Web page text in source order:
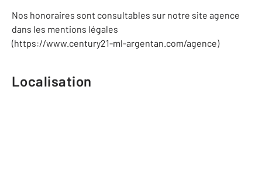
Nos honoraires sont consultables sur notre site agence
dans les mentions légales
(https://www.century21-ml-argentan.com/agence)
Localisation